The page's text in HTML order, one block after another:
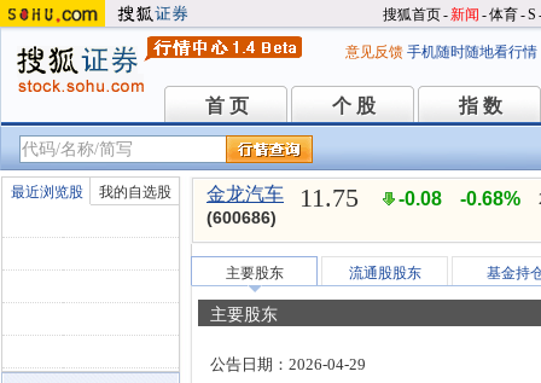
搜狐首页-新闻 -体育-S
意见反馈 手机随时随地看行情
首 页
首 页 个 股
个 股 指 数
指 数
最近浏览股 我的自选股 金龙汽车
(600686)
11.75 -0.08 -0.68%
主要股东 流通股股东 基金持
主要股东
公告日期： 2026-04-29